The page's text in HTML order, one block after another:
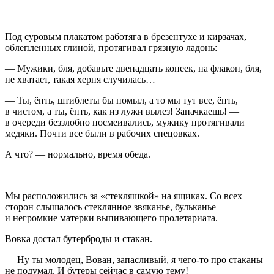
Под суровым плакатом работяга в брезентухе и кирзачах,
облепленных глиной, протягивал грязную ладонь:
— Мужики, бля, добавьте двенадцать копеек, на флакон, бля,
не хватает, такая херня случилась…
— Ты, ёпть, штиблеты бы помыл, а то мы тут все, ёпть,
в чистом, а ты, ёпть, как из лужи вылез! Запачкаешь! —
в очереди беззлобно посмеивались, мужику протягивали
медяки. Почти все были в рабочих спецовках.
А что? — нормально, время обеда.
Мы расположились за «стекляшкой» на ящиках. Со всех
сторон слышалось стеклянное звяканье, бульканье
и негромкие матерки выпивающего пролетариата.
Вовка достал бутерброды и стакан.
— Ну ты молодец, Вован, запасливый, я чего-то про стаканы
не подумал. И бутеры сейчас в самую тему!